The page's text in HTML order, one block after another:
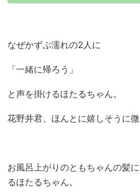
なぜかずぶ濡れの2人に
「一緒に帰ろう」
と声を掛けるほたるちゃん。
花野井君、ほんとに嬉しそうに微
お風呂上がりのともちゃんの髪
るほたるちゃん。